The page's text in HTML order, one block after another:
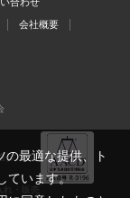
会社概要
)の正会
・販売
の最適な提供、ト
ています。